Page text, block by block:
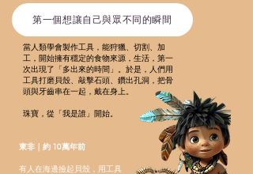
第一個想讓自己與眾不同的瞬間
當人類學會製作工具，能狩獵、切割、加
工，開始擁有穩定的食物來源，生活，第一
次出現了「多出來的時間」。於是，人們用
工具打磨貝殼、敲擊石頭、鑽出孔洞，把骨
頭與牙齒串在一起，戴在身上。
珠寶，從「我是誰」開始。
東非｜約 10萬年前
有人在海邊撿起貝殼，用工具